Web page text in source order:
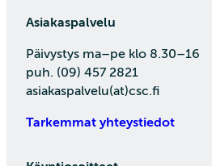
Asiakaspalvelu
Päivystys ma–pe klo 8.30–16
puh. (09) 457 2821
asiakaspalvelu(at)csc.fi
Tarkemmat yhteystiedot